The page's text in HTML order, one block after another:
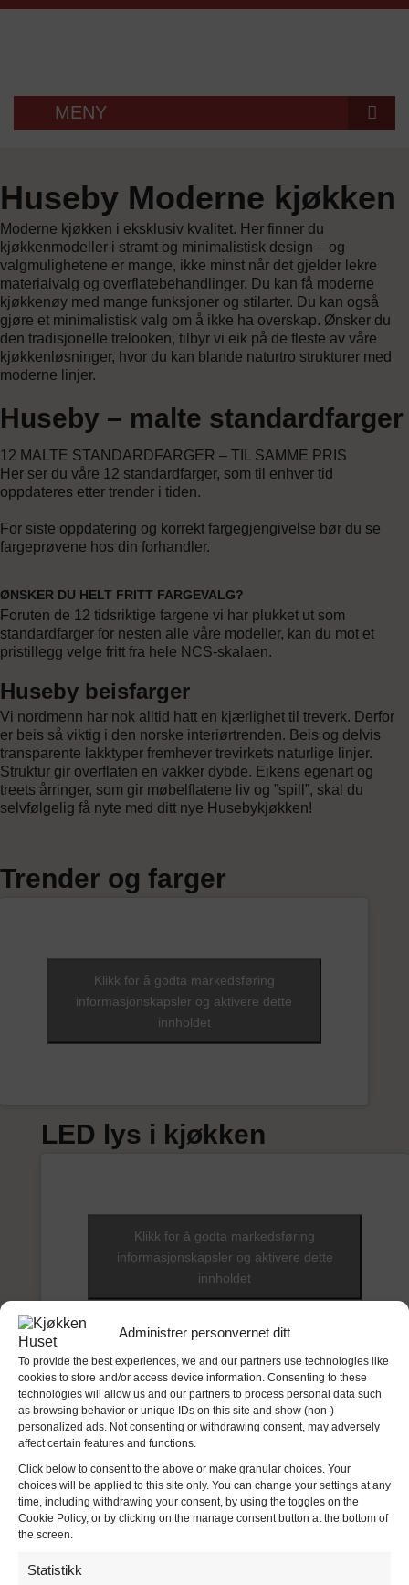
Administrer personvernet ditt
To provide the best experiences, we and our partners use technologies like
cookies to store and/or access device information. Consenting to these
technologies will allow us and our partners to process personal data such
as browsing behavior or unique IDs on this site and show (non-)
personalized ads. Not consenting or withdrawing consent, may adversely
affect certain features and functions.
Click below to consent to the above or make granular choices. Your
choices will be applied to this site only. You can change your settings at any
time, including withdrawing your consent, by using the toggles on the
Cookie Policy, or by clicking on the manage consent button at the bottom of
the screen.
Statistikk
MENY
HUSEBY KJØKKEN
KJØKKENMONTERING
– BESTILL KATALOG
KJØKKENTILBEHØR
HVITEVARER
VASKER
BENKEPLATER
GARDEROBE
KAMPANJER
KONTAKT
BESTILL KATALOG
TEGNETIME
69 89 72 20
Huseby Moderne kjøkken
Moderne kjøkken i eksklusiv kvalitet. Her finner du
kjøkkenmodeller i stramt og minimalistisk design – og
valgmulighetene er mange, ikke minst når det gjelder lekre
materialvalg og overflatebehandlinger. Du kan få moderne
kjøkkenøy med mange funksjoner og stilarter. Du kan også
gjøre et minimalistisk valg om å ikke ha overskap. Ønsker du
den tradisjonelle trelooken, tilbyr vi eik på de fleste av våre
kjøkkenløsninger, hvor du kan blande naturtro strukturer med
moderne linjer.
Huseby – malte standardfarger
12 MALTE STANDARDFARGER – TIL SAMME PRIS
Her ser du våre 12 standardfarger, som til enhver tid
oppdateres etter trender i tiden.
For siste oppdatering og korrekt fargegjengivelse bør du se
fargeprøvene hos din forhandler.
ØNSKER DU HELT FRITT FARGEVALG?
Foruten de 12 tidsriktige fargene vi har plukket ut som
standardfarger for nesten alle våre modeller, kan du mot et
pristillegg velge fritt fra hele NCS-skalaen.
Huseby beisfarger
Vi nordmenn har nok alltid hatt en kjærlighet til treverk. Derfor
er beis så viktig i den norske interiørtrenden. Beis og delvis
transparente lakktyper fremhever trevirkets naturlige linjer.
Struktur gir overflaten en vakker dybde. Eikens egenart og
treets årringer, som gir møbelflatene liv og ”spill”, skal du
selvfølgelig få nyte med ditt nye Husebykjøkken!
Trender og farger
Klikk for å godta markedsføring
informasjonskapsler og aktivere dette
innholdet
LED lys i kjøkken
Klikk for å godta markedsføring
informasjonskapsler og aktivere dette
innholdet
AGAVE